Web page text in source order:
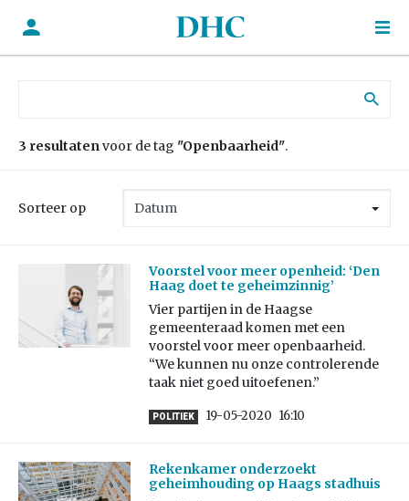
3 resultatenvoor de tag "Openbaarheid".
Sorteer op
Voorstel voor meer openheid: ‘Den
Haag doet te geheimzinnig’
Vier partijen in de Haagse
gemeenteraad komen met een
voorstel voor meer openbaarheid.
“We kunnen nu onze controlerende
taak niet goed uitoefenen.”
POLITIEK 19-05-2020 16:10
Rekenkamer onderzoekt
geheimhouding op Haags stadhuis